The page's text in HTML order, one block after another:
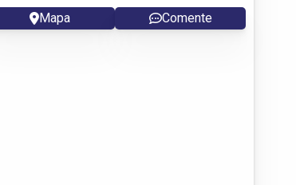
Mapa Comente